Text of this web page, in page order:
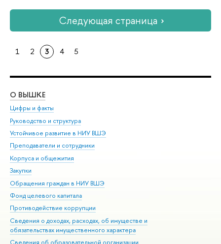
Следующая страница
1 2 3 4 5
О ВЫШКЕ
Цифры и факты
Руководство и структура
Устойчивое развитие в НИУ ВШЭ
Преподаватели и сотрудники
Корпуса и общежития
Закупки
Обращения граждан в НИУ ВШЭ
Фонд целевого капитала
Противодействие коррупции
Сведения о доходах, расходах, об имуществе и
обязательствах имущественного характера
Сведения об образовательной организации